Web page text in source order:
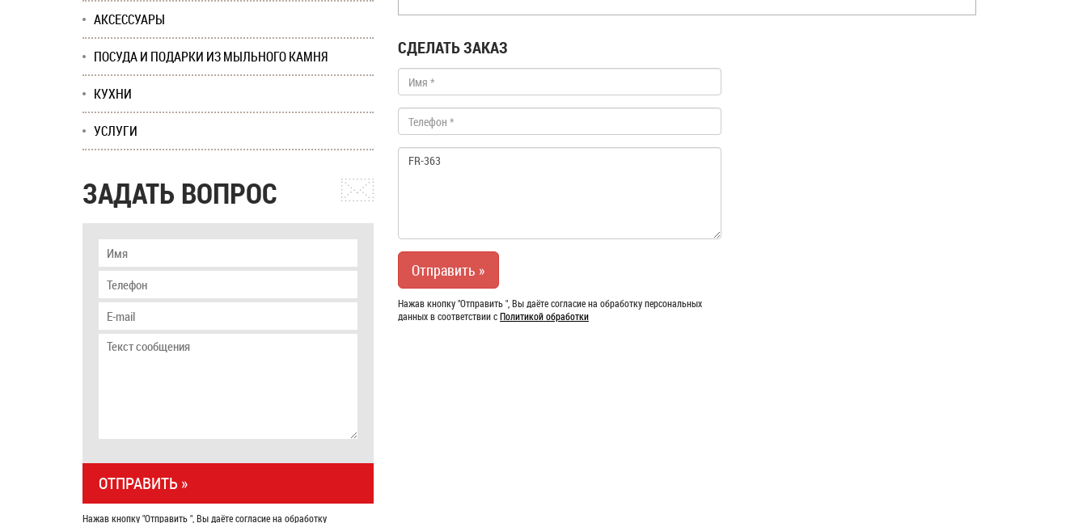
СДЕЛАТЬ ЗАКАЗ
Нажав кнопку "Отправить ", Вы даёте согласие на обработку персональных
данных в соответствии сПолитикой обработки
АКСЕССУАРЫ
ПОСУДА И ПОДАРКИ ИЗ МЫЛЬНОГО КАМНЯ
КУХНИ
УСЛУГИ
ЗАДАТЬ ВОПРОС
Нажав кнопку "Отправить ", Вы даёте согласие на обработку